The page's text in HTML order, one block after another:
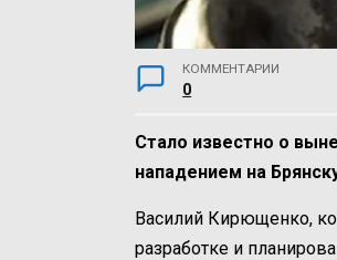
КОММЕНТАРИИ
0
Стало известно о
нападением на
Василий Кирющенко,
разработке и